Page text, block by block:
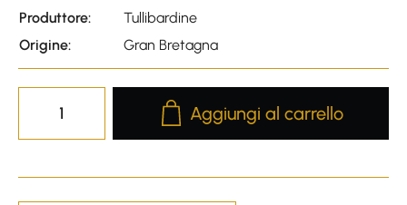
Produttore:
Tullibardine
Origine:
Gran Bretagna
Product Quantity: Enter the
Aggiungi al carrello